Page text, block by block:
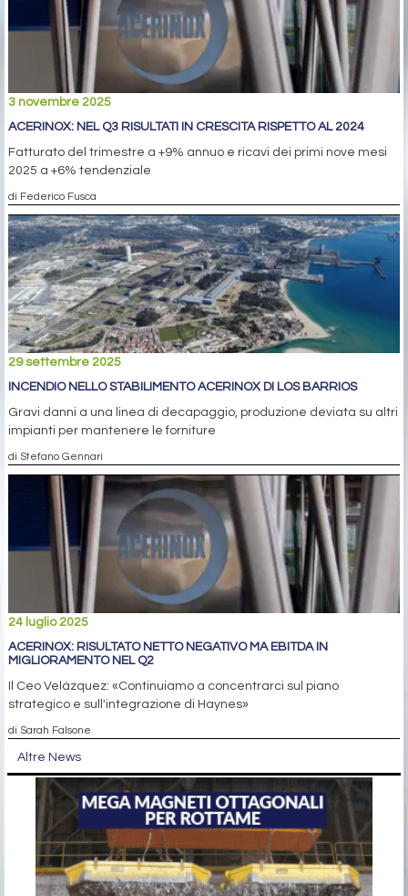
3 novembre 2025
ACERINOX: NEL Q3 RISULTATI IN CRESCITA RISPETTO AL 2024
Fatturato del trimestre a +9% annuo e ricavi dei primi nove mesi
2025 a +6% tendenziale
di Federico Fusca
29 settembre 2025
INCENDIO NELLO STABILIMENTO ACERINOX DI LOS BARRIOS
Gravi danni a una linea di decapaggio, produzione deviata su altri
impianti per mantenere le forniture
di Stefano Gennari
24 luglio 2025
ACERINOX: RISULTATO NETTO NEGATIVO MA EBITDA IN
MIGLIORAMENTO NEL Q2
Il Ceo Velázquez: «Continuiamo a concentrarci sul piano
strategico e sull'integrazione di Haynes»
di Sarah Falsone
Altre News